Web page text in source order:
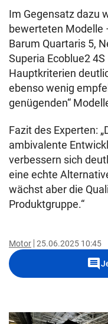
Im Gegensatz dazu
bewerteten Modelle
Barum Quartaris 5,
Superia Ecoblue2
Hauptkriterien
ebenso wenig
genügenden“
Fazit des Experten:
ambivalente
verbessern sich
eine echte
wächst aber die
Produktgruppe.“
Motor 25.06.2025 10:45
comment